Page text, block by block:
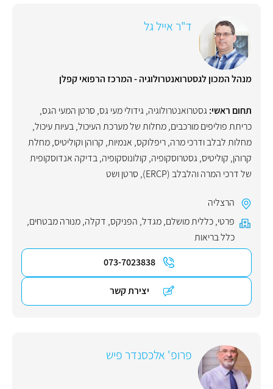
ד"ר אייל גל
מנהל המכון לגסטרואנטרולוגיה - המרכז הרפואי קפלן
תחום ראשי: גסטרואנטרולוגיה, גידולי מעי גס, סרטן המעי הגס,
כריתת פוליפים מורכבים,מחלות של מערכת העיכול,בעיות עיכול,
מחלות לבלב ודרכי מרה,ריפלוקס, אנמיות, קרוהן וקוליטיס,מחלת
קרוהן, קוליטיס, גסטרוסקופיה, קולונוסקופיה,בדיקה אנדוסקופית
של דרכי המרה והלבלב (ERCP)
, סרטן ושט
הרצליה
פרטי,כללית מושלם,מגדל, הפניקס, דקלה,מנורה מבטחים,
כלל בריאות
073-7023838
יצירת קשר
פרופ' אלכסנדר פיש